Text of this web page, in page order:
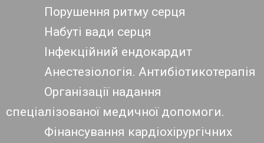
Порушення ритму серця
Набуті вади серця
Інфекційний ендокардит
Анестезіологія. Антибіотикотерапія
Організації надання
спеціалізованої медичної допомоги.
Фінансування кардіохірургічних